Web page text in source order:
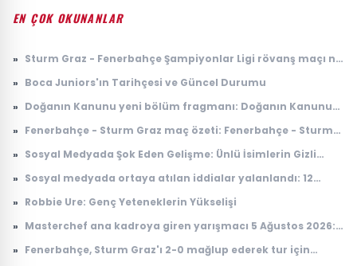
EN ÇOK OKUNANLAR
» Sturm Graz - Fenerbahçe Şampiyonlar Ligi rövanş maçı ne
» Boca Juniors'ın Tarihçesi ve Güncel Durumu
» Doğanın Kanunu yeni bölüm fragmanı: Doğanın Kanunu
yayınlanacak?
» Fenerbahçe - Sturm Graz maç özeti: Fenerbahçe - Sturm
» Sosyal Medyada Şok Eden Gelişme: Ünlü İsimlerin Gizli
» Sosyal medyada ortaya atılan iddialar yalanlandı: 12
» Robbie Ure: Genç Yeteneklerin Yükselişi
» Masterchef ana kadroya giren yarışmacı 5 Ağustos 2026:
» Fenerbahçe, Sturm Graz'ı 2-0 mağlup ederek tur için